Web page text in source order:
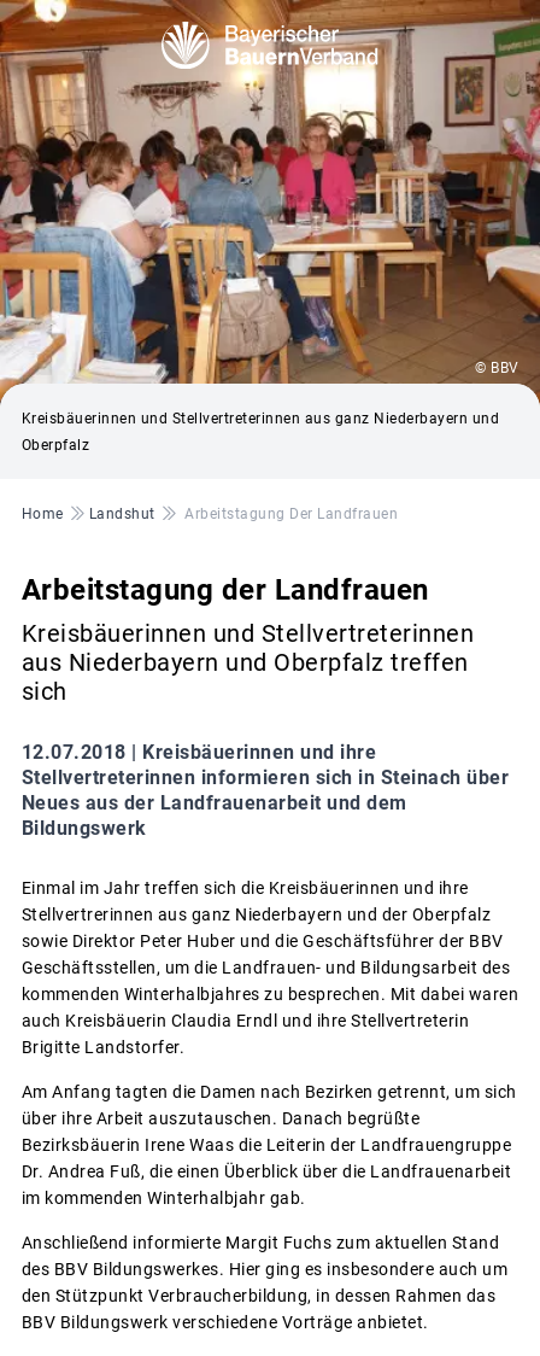
© BBV
Kreisbäuerinnen und Stellvertreterinnen aus ganz Niederbayern und
Oberpfalz
Pfadnavigation
Home Landshut Arbeitstagung Der Landfrauen
Arbeitstagung der Landfrauen
Kreisbäuerinnen und Stellvertreterinnen
aus Niederbayern und Oberpfalz treffen
sich
12.07.2018 |
Kreisbäuerinnen und ihre
Stellvertreterinnen informieren sich in Steinach über
Neues aus der Landfrauenarbeit und dem
Bildungswerk
Einmal im Jahr treffen sich die Kreisbäuerinnen und ihre
Stellvertrerinnen aus ganz Niederbayern und der Oberpfalz
sowie Direktor Peter Huber und die Geschäftsführer der BBV
Geschäftsstellen, um die Landfrauen- und Bildungsarbeit des
kommenden Winterhalbjahres zu besprechen. Mit dabei waren
auch Kreisbäuerin Claudia Erndl und ihre Stellvertreterin
Brigitte Landstorfer.
Am Anfang tagten die Damen nach Bezirken getrennt, um sich
über ihre Arbeit auszutauschen. Danach begrüßte
Bezirksbäuerin Irene Waas die Leiterin der Landfrauengruppe
Dr. Andrea Fuß, die einen Überblick über die Landfrauenarbeit
im kommenden Winterhalbjahr gab.
Anschließend informierte Margit Fuchs zum aktuellen Stand
des BBV Bildungswerkes. Hier ging es insbesondere auch um
den Stützpunkt Verbraucherbildung, in dessen Rahmen das
BBV Bildungswerk verschiedene Vorträge anbietet.